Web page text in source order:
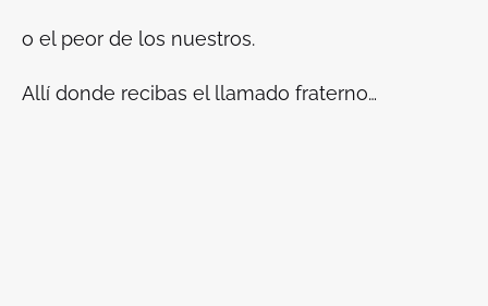
o el peor de los nuestros.
Allí donde recibas el llamado fraterno…